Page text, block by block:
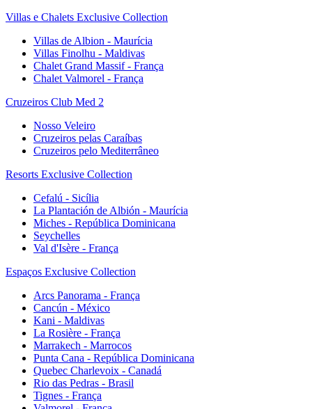
Villas e Chalets Exclusive Collection
Villas de Albion - Maurícia
Villas Finolhu - Maldivas
Chalet Grand Massif - França
Chalet Valmorel - França
Cruzeiros Club Med 2
Nosso Veleiro
Cruzeiros pelas Caraíbas
Cruzeiros pelo Mediterrâneo
Resorts Exclusive Collection
Cefalú - Sicília
La Plantación de Albión - Maurícia
Miches - República Dominicana
Seychelles
Val d'Isère - França
Espaços Exclusive Collection
Arcs Panorama - França
Cancún - México
Kani - Maldivas
La Rosière - França
Marrakech - Marrocos
Punta Cana - República Dominicana
Quebec Charlevoix - Canadá
Rio das Pedras - Brasil
Tignes - França